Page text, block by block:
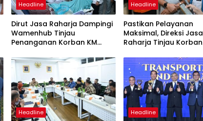
Headline
Dirut Jasa Raharja Dampingi
Wamenhub Tinjau
Penanganan Korban KM
Surabaya
Headline
Pastikan Pelayanan
Maksimal, Direksi Jasa
Raharja Tinjau Korban
Sentosa II
Headline Headline